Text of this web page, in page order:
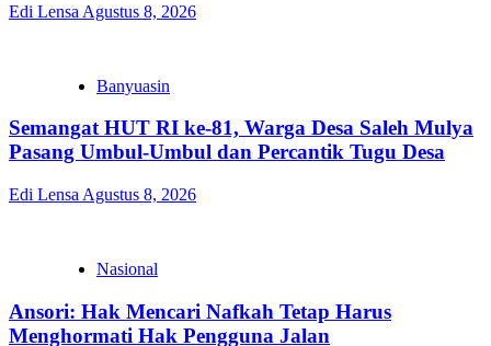
Edi Lensa Agustus 8, 2026
Banyuasin
Semangat HUT RI ke-81, Warga Desa Saleh Mulya
Pasang Umbul-Umbul dan Percantik Tugu Desa
Edi Lensa Agustus 8, 2026
Nasional
Ansori: Hak Mencari Nafkah Tetap Harus
Menghormati Hak Pengguna Jalan